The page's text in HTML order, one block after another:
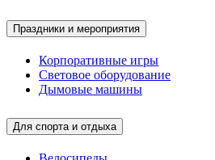
Праздники и мероприятия
Корпоративные игры
Световое оборудование
Дымовые машины
Для спорта и отдыха